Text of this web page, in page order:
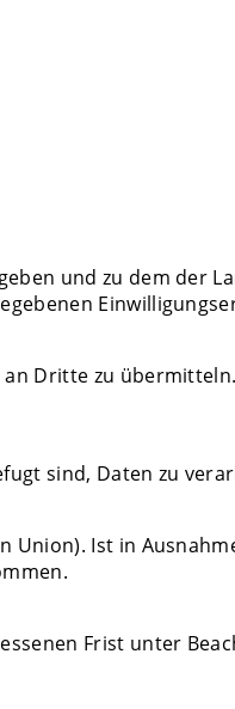
und zu dem der
Dritte zu
sind, Daten zu
Ist in
Frist unter